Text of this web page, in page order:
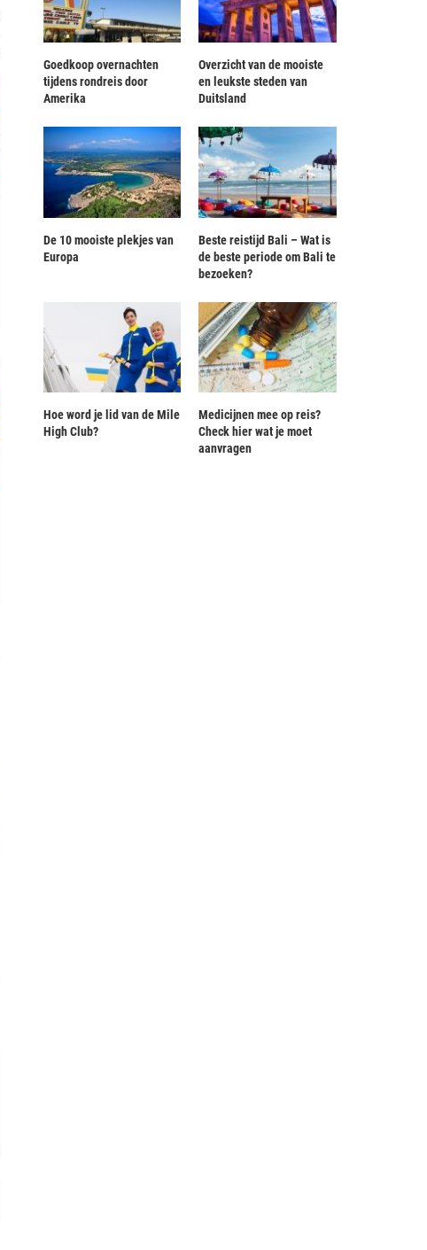
Goedkoop overnachten
tijdens rondreis door
Amerika
Overzicht van de mooiste
en leukste steden van
Duitsland
De 10 mooiste plekjes van
Europa
Beste reistijd Bali – Wat is
de beste periode om Bali te
bezoeken?
Hoe word je lid van de Mile
High Club?
Medicijnen mee op reis?
Check hier wat je moet
aanvragen